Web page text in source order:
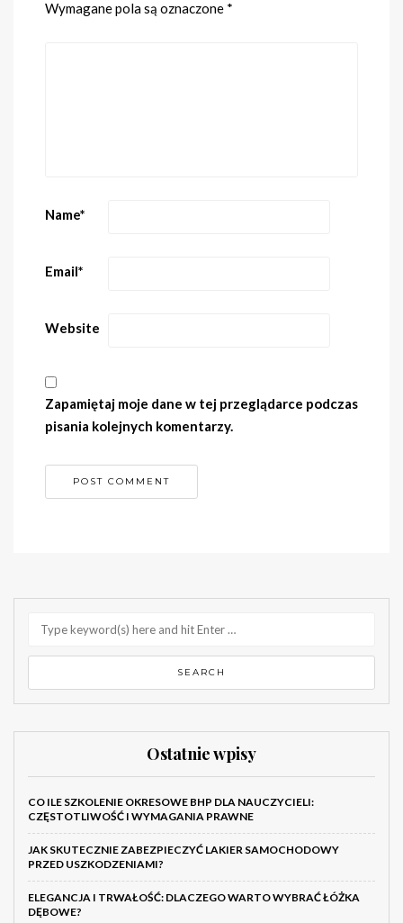
Wymagane pola są oznaczone *
Name*
Email*
Website
Zapamiętaj moje dane w tej przeglądarce podczas
pisania kolejnych komentarzy.
Ostatnie wpisy
CO ILE SZKOLENIE OKRESOWE BHP DLA NAUCZYCIELI:
CZĘSTOTLIWOŚĆ I WYMAGANIA PRAWNE
JAK SKUTECZNIE ZABEZPIECZYĆ LAKIER SAMOCHODOWY
PRZED USZKODZENIAMI?
ELEGANCJA I TRWAŁOŚĆ: DLACZEGO WARTO WYBRAĆ ŁÓŻKA
DĘBOWE?